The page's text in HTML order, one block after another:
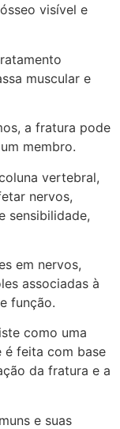
visível e
muscular e
a fratura pode
membro.
vertebral,
nervos,
sensibilidade,
em nervos,
associadas à
função.
como uma
é feita com base
da fratura e a
e suas